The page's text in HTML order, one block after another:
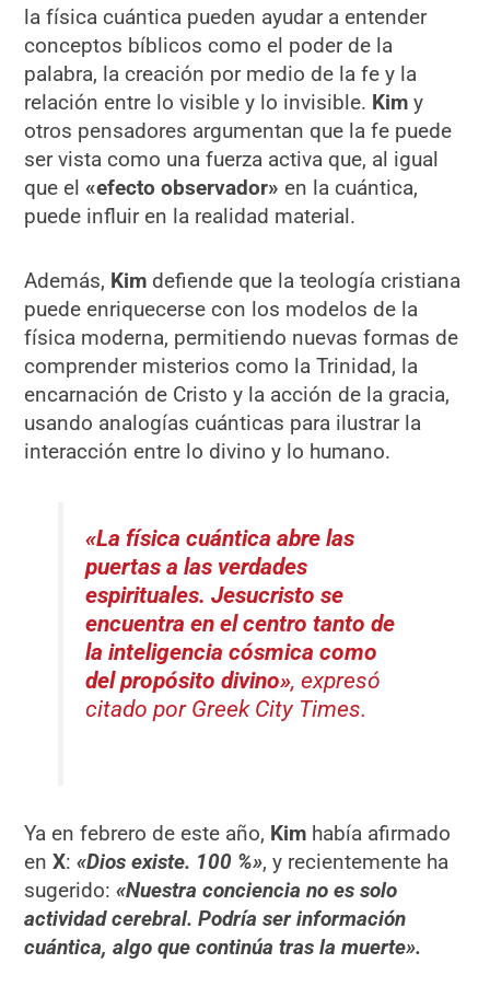
la física cuántica pueden ayudar a entender
conceptos bíblicos como el poder de la
palabra, la creación por medio de la fe y la
relación entre lo visible y lo invisible. Kim y
otros pensadores argumentan que la fe puede
ser vista como una fuerza activa que, al igual
que el «efecto observador» en la cuántica,
puede influir en la realidad material.
Además, Kim defiende que la teología cristiana
puede enriquecerse con los modelos de la
física moderna, permitiendo nuevas formas de
comprender misterios como la Trinidad, la
encarnación de Cristo y la acción de la gracia,
usando analogías cuánticas para ilustrar la
interacción entre lo divino y lo humano.
«La física cuántica abre las
puertas a las verdades
espirituales. Jesucristo se
encuentra en el centro tanto de
la inteligencia cósmica como
del propósito divino», expresó
citado por Greek City Times.
Ya en febrero de este año, Kim había afirmado
enX:«Dios existe. 100 %», y recientemente ha
sugerido:«Nuestra conciencia no es solo
actividad cerebral. Podría ser información
cuántica, algo que continúa tras la muerte».